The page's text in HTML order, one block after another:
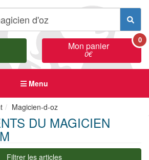
Mon panier
0€
0
Menu
Magicien-d-oz
DU MAGICIEN
Filtrer les articles